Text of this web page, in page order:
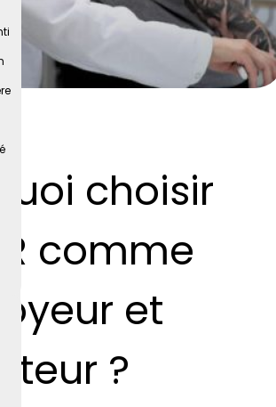
choisir
comme
et
?